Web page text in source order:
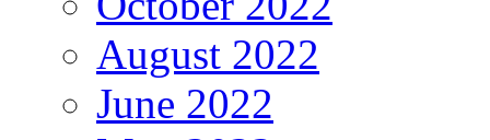
August 2022
June 2022